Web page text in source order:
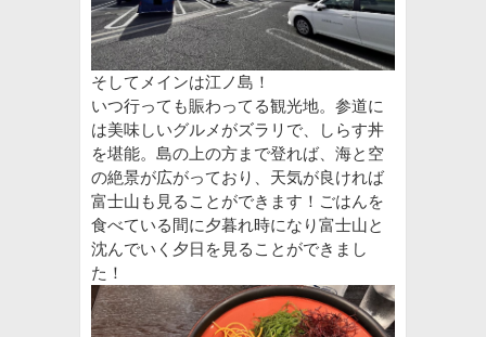
そしてメインは江ノ島！
いつ行っても賑わってる観光地。参道に
は美味しいグルメがズラリで、しらす丼
を堪能。島の上の方まで登れば、海と空
の絶景が広がっており、天気が良ければ
富士山も見ることができます！ごはんを
食べている間に夕暮れ時になり富士山と
沈んでいく夕日を見ることができまし
た！